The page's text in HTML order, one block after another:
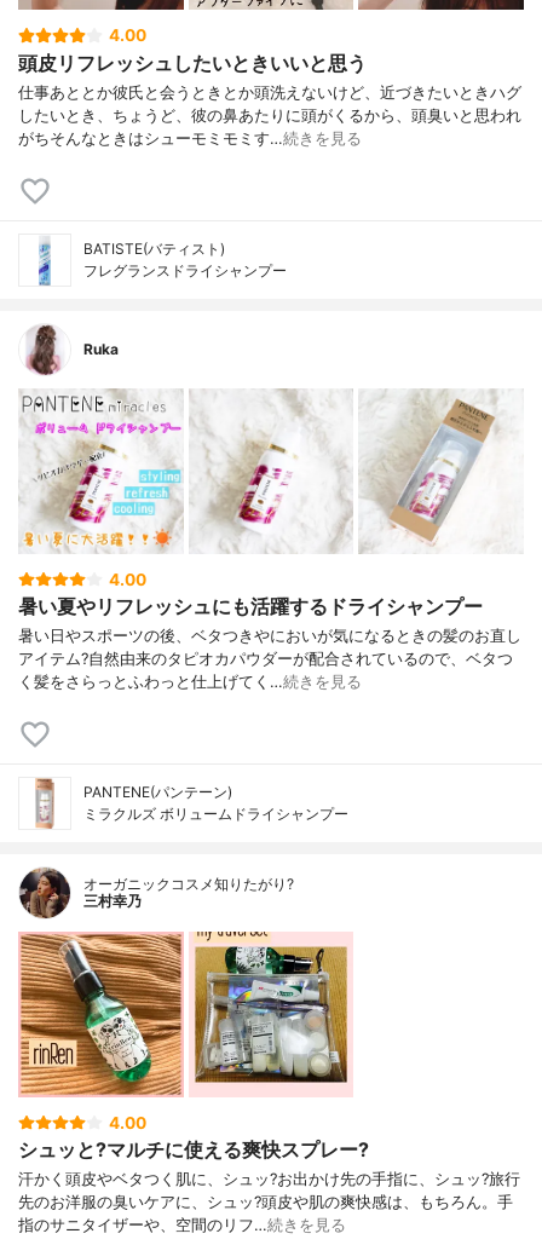
4.00
頭皮リフレッシュしたいときいいと思う
仕事あととか彼氏と会うときとか頭洗えないけど、近づきたいときハグ
したいとき、ちょうど、彼の鼻あたりに頭がくるから、頭臭いと思われ
がちそんなときはシューモミモミす…続きを見る
BATISTE(バティスト)
フレグランスドライシャンプー
Ruka
4.00
暑い夏やリフレッシュにも活躍するドライシャンプー
暑い日やスポーツの後、ベタつきやにおいが気になるときの髪のお直し
アイテム?自然由来のタピオカパウダーが配合されているので、ベタつ
く髪をさらっとふわっと仕上げてく…続きを見る
PANTENE(パンテーン)
ミラクルズ ボリュームドライシャンプー
オーガニックコスメ知りたがり?
三村幸乃
4.00
シュッと?マルチに使える爽快スプレー?
汗かく頭皮やベタつく肌に、シュッ?お出かけ先の手指に、シュッ?旅行
先のお洋服の臭いケアに、シュッ?頭皮や肌の爽快感は、もちろん。手
指のサニタイザーや、空間のリフ…続きを見る